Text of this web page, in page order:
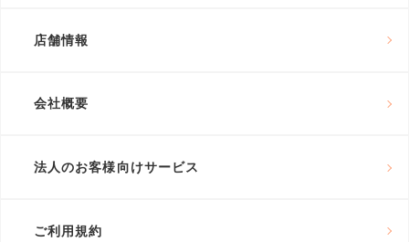
店舗情報
会社概要
法人のお客様向けサービス
ご利用規約